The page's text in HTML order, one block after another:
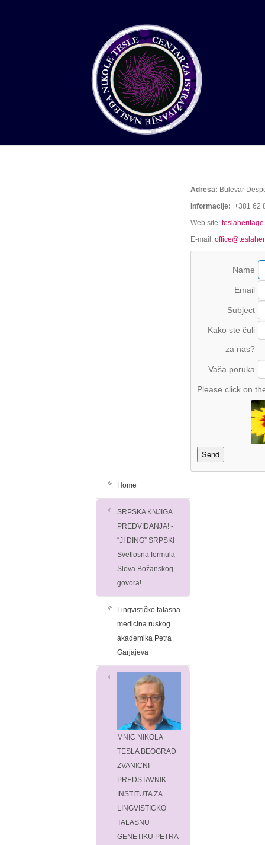
Adresa: Bulevar
Informacije: +381 62
Web site:
E-mail:
Name
Email
Subject
Kako ste čuli
za nas?
Vaša poruka
Please click on
Home
SRPSKA KNJIGA
PREDVIĐANJA! -
“JI ĐING” SRPSKI
Svetlosna formula -
Slova Božanskog
govora!
Lingvističko talasna
medicina ruskog
akademika Petra
Garjajeva
MNIC NIKOLA
TESLA BEOGRAD
ZVANICNI
PREDSTAVNIK
INSTITUTA ZA
LINGVISTICKO
TALASNU
GENETIKU PETRA